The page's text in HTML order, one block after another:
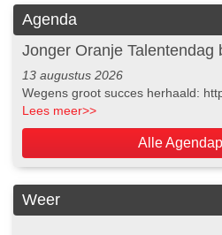
Agenda
Jonger Oranje Talentendag
13 augustus 2026
Wegens groot succes herhaald:
Lees meer>>
Alle
Weer